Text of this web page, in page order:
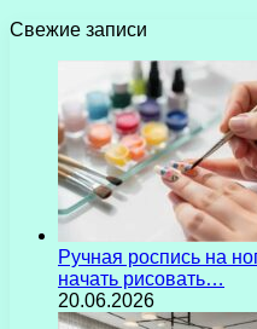
Свежие записи
Ручная роспись на
начать рисовать…
20.06.2026